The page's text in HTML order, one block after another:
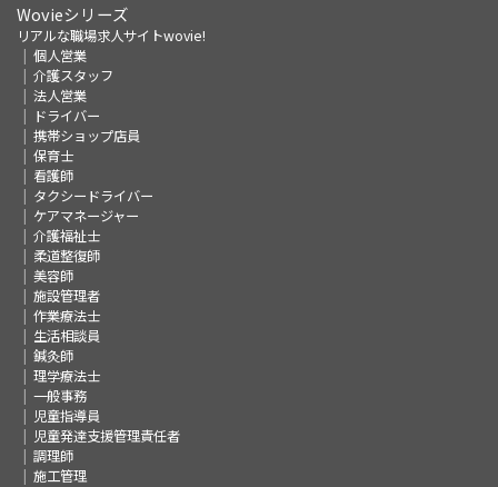
Wovieシリーズ
リアルな職場求人サイトwovie!
個人営業
介護スタッフ
法人営業
ドライバー
携帯ショップ店員
保育士
看護師
タクシードライバー
ケアマネージャー
介護福祉士
柔道整復師
美容師
施設管理者
作業療法士
生活相談員
鍼灸師
理学療法士
一般事務
児童指導員
児童発達支援管理責任者
調理師
施工管理